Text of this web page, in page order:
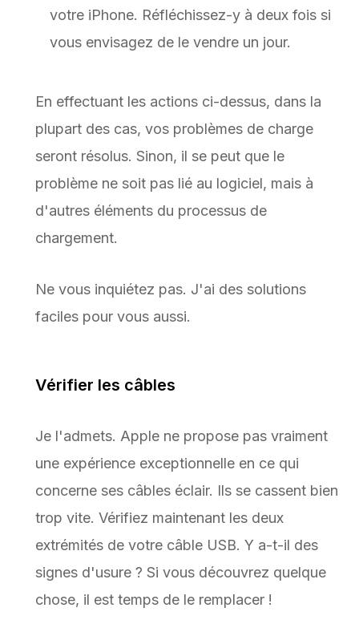
votre iPhone. Réfléchissez-y à deux fois si
vous envisagez de le vendre un jour.
En effectuant les actions ci-dessus, dans la
plupart des cas, vos problèmes de charge
seront résolus. Sinon, il se peut que le
problème ne soit pas lié au logiciel, mais à
d'autres éléments du processus de
chargement.
Ne vous inquiétez pas. J'ai des solutions
faciles pour vous aussi.
Vérifier les câbles
Je l'admets. Apple ne propose pas vraiment
une expérience exceptionnelle en ce qui
concerne ses câbles éclair. Ils se cassent bien
trop vite. Vérifiez maintenant les deux
extrémités de votre câble USB. Y a-t-il des
signes d'usure ? Si vous découvrez quelque
chose, il est temps de le remplacer !